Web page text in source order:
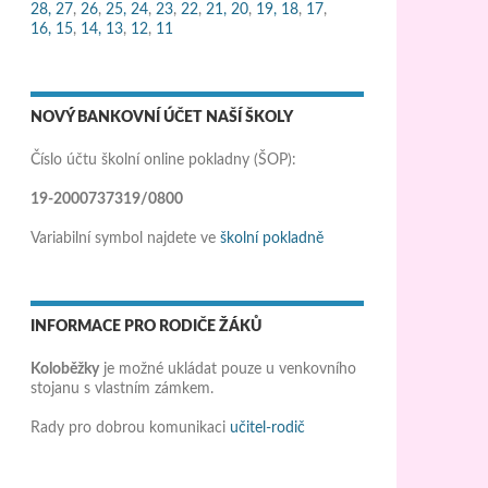
28, 27, 26, 25, 24, 23, 22, 21, 20, 19, 18, 17,
16, 15, 14, 13, 12, 11
NOVÝ BANKOVNÍ ÚČET NAŠÍ ŠKOLY
Číslo účtu školní online pokladny (ŠOP):
19-2000737319/0800
Variabilní symbol najdete ve školní pokladně
INFORMACE PRO RODIČE ŽÁKŮ
Koloběžkyje možné ukládat pouze u venkovního
stojanu s vlastním zámkem.
Rady pro dobrou komunikaci učitel-rodič